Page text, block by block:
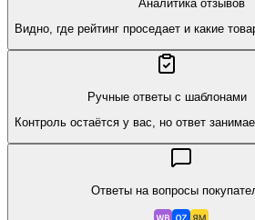
Аналитика отзывов
Видно, где рейтинг проседает и какие
Ручные ответы с шаблонами
Контроль остаётся у вас, но ответ
Ответы на вопросы